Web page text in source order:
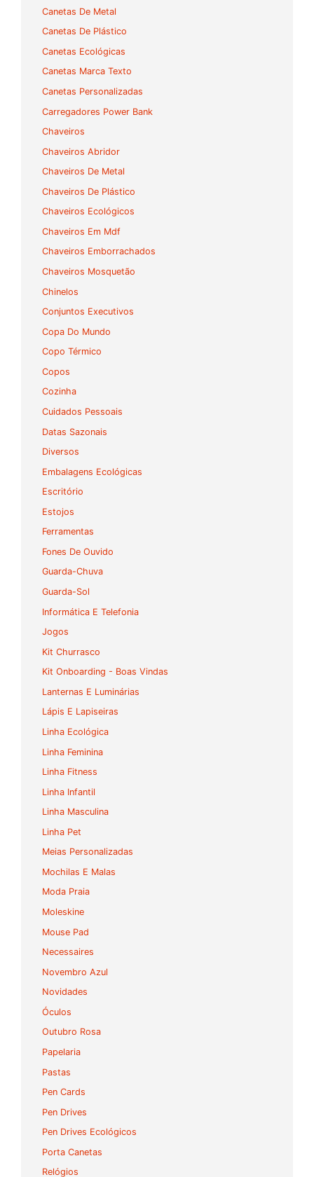
Canetas De Metal
Canetas De Plástico
Canetas Ecológicas
Canetas Marca Texto
Canetas Personalizadas
Carregadores Power Bank
Chaveiros
Chaveiros Abridor
Chaveiros De Metal
Chaveiros De Plástico
Chaveiros Ecológicos
Chaveiros Em Mdf
Chaveiros Emborrachados
Chaveiros Mosquetão
Chinelos
Conjuntos Executivos
Copa Do Mundo
Copo Térmico
Copos
Cozinha
Cuidados Pessoais
Datas Sazonais
Diversos
Embalagens Ecológicas
Escritório
Estojos
Ferramentas
Fones De Ouvido
Guarda-Chuva
Guarda-Sol
Informática E Telefonia
Jogos
Kit Churrasco
Kit Onboarding - Boas Vindas
Lanternas E Luminárias
Lápis E Lapiseiras
Linha Ecológica
Linha Feminina
Linha Fitness
Linha Infantil
Linha Masculina
Linha Pet
Meias Personalizadas
Mochilas E Malas
Moda Praia
Moleskine
Mouse Pad
Necessaires
Novembro Azul
Novidades
Óculos
Outubro Rosa
Papelaria
Pastas
Pen Cards
Pen Drives
Pen Drives Ecológicos
Porta Canetas
Relógios